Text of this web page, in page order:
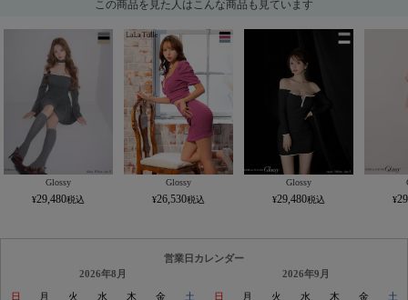
この商品を見た人はこんな商品も見ています
Glossy
29,480
Glossy
26,530
Glossy
29,480
営業日カレンダー
2026年8月
日 月 火 水 木 金 土
2026年9月
日 月 火 水 木 金 土